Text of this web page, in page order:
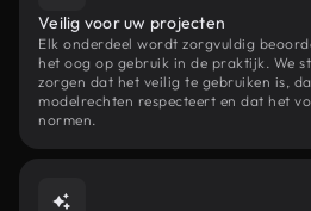
Veilig voor uw projecten
Elk onderdeel wordt zorgvuldig
het oog op gebruik in de praktijk. We
zorgen dat het veilig te gebruiken is,
modelrechten respecteert en dat het
normen.